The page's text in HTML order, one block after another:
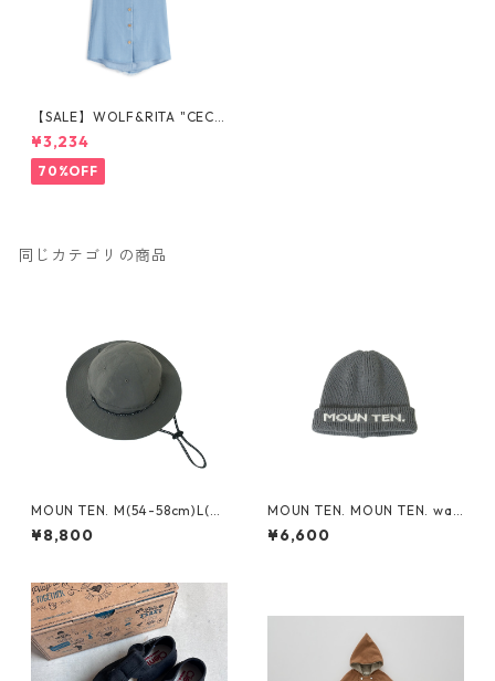
【SALE】WOLF&RITA "CECIL
IA LIGHT DENIM" 4y-10y
¥3,234
70%OFF
同じカテゴリの商品
MOUN TEN. M(54-58cm)L(~6
0cm) reversible adventure
hat (re-nylon) [MA78-1957
¥8,800
MOUN TEN. MOUN TEN. wat
ch cap [MA74-1958a]
¥6,600